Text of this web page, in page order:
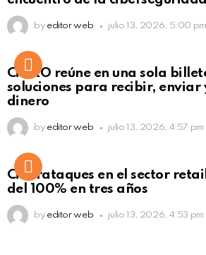
by editor web julio 13, 2026, 5:00 pm
Not Safe For Work
Click to view this post
CiNKO reúne en una sola
soluciones para recibir, enviar
dinero
by editor web julio 13, 2026, 4:57 pm
Ciberataques en el sector
del 100% en tres años
by editor web julio 13, 2026, 4:53 pm